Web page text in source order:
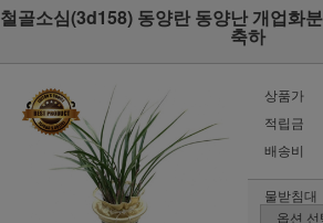
철골소심(3d158) 동양란 동양난 개업화
축하
상품가
적립금
배송비
물받침대